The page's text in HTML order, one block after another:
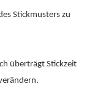
Stickmusters zu
überträgt Stickzeit